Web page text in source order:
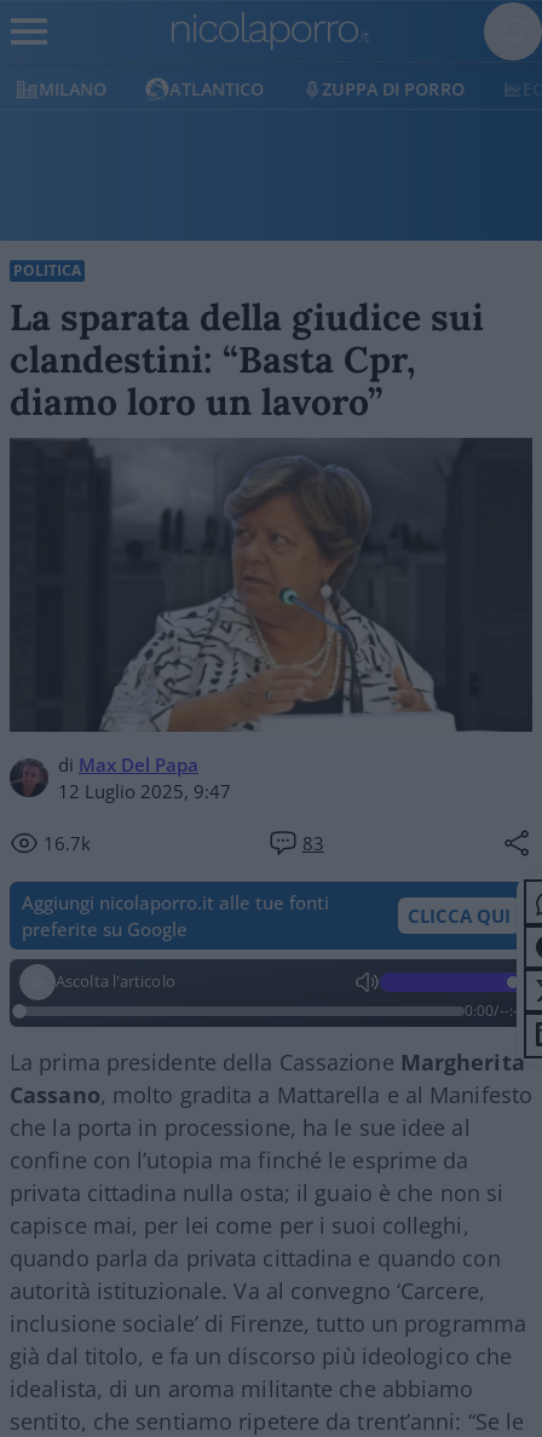
MILANO ATLANTICO ZUPPA DI PORRO
POLITICA
La sparata della giudice sui
clandestini: “Basta Cpr,
diamo loro un lavoro”
di Max Del Papa
12 Luglio 2025, 9:47
16.7k 83
Aggiungi nicolaporro.it alle tue fonti
preferite su Google
CLICCA QUI
Ascolta l'articolo
0:00/--:--
La prima presidente della Cassazione Margherita
Cassano, molto gradita a Mattarella e al Manifesto
che la porta in processione, ha le sue idee al
confine con l’utopia ma finché le esprime da
privata cittadina nulla osta; il guaio è che non si
capisce mai, per lei come per i suoi colleghi,
quando parla da privata cittadina e quando con
autorità istituzionale. Va al convegno ‘Carcere,
inclusione sociale’ di Firenze, tutto un programma
già dal titolo, e fa un discorso più ideologico che
idealista, di un aroma militante che abbiamo
sentito, che sentiamo ripetere da trent’anni: “Se le